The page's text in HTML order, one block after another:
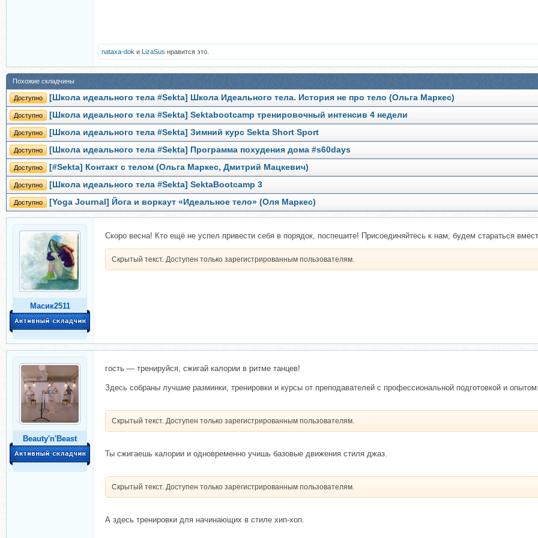
nataxa-dok и LizaSus нравится это.
Похожие складчины
Доступно [Школа идеального тела #Sekta] Школа Идеального тела. История не про тело (Ольга Маркес)
Доступно [Школа идеального тела #Sekta] Sektabootcamp тренировочный интенсив 4 недели
Доступно [Школа идеального тела #Sekta] Зимний курс Sekta Short Sport
Доступно [Школа идеального тела #Sekta] Программа похудения дома #s60days
Доступно [#Sekta] Контакт с телом (Ольга Маркес, Дмитрий Мацкевич)
Доступно [Школа идеального тела #Sekta] SektaBootcamp 3
Доступно [Yoga Journal] Йога и воркаут «Идеальное тело» (Оля Маркес)
Масик2511
Скоро весна! Кто ещё не успел привести себя в порядок, поспешите! Присоединяйтесь к нам, будем стараться
Скрытый текст. Доступен только зарегистрированным пользователям.
Beauty'n'Beast
гость — тренируйся, сжигай калории в ритме танцев!
Здесь собраны лучшие разминки, тренировки и курсы от преподавателей с профессиональной подготовкой и
Скрытый текст. Доступен только зарегистрированным пользователям.
Ты сжигаешь калории и одновременно учишь базовые движения стиля джаз.
Скрытый текст. Доступен только зарегистрированным пользователям.
А здесь тренировки для начинающих в стиле хип-хоп.